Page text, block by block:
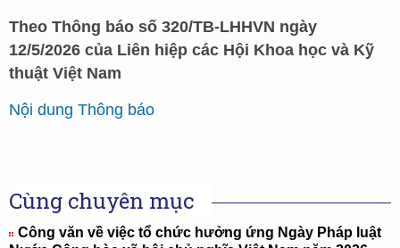
Theo Thông báo số 320/TB-LHHVN ngày
12/5/2026 của Liên hiệp các Hội Khoa học và Kỹ
thuật Việt Nam
Nội dung Thông báo
Cùng chuyên mục
Công văn về việc tổ chức hưởng ứng Ngày Pháp luật